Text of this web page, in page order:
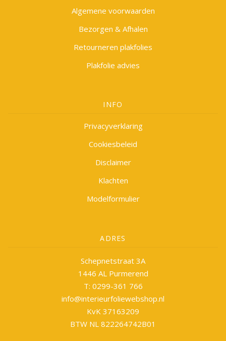
Algemene voorwaarden
Bezorgen & Afhalen
Retourneren plakfolies
Plakfolie advies
INFO
Privacyverklaring
Cookiesbeleid
Disclaimer
Klachten
Modelformulier
ADRES
Schepnetstraat 3A
1446 AL Purmerend
T: 0299-361 766
info@interieurfoliewebshop.nl
KvK 37163209
BTW NL 822264742B01